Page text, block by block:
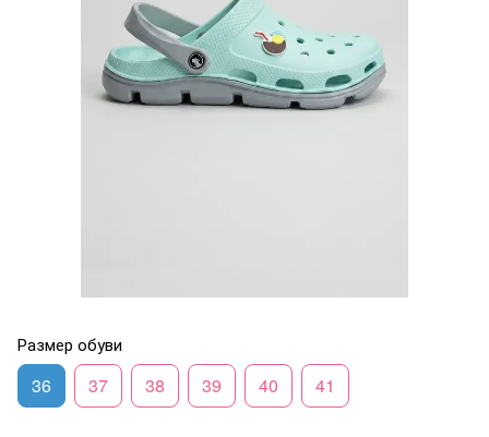
Размер обуви
36 37 38 39 40 41